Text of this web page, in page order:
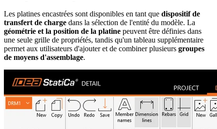
Les platines encastrées sont disponibles en tant que dispositif de
transfert de charge dans la sélection de l'entité du modèle. La
géométrie et la position de la platine peuvent être définies dans
une seule grille de propriétés, tandis qu'un tableau supplémentaire
permet aux utilisateurs d'ajouter et de combiner plusieurs groupes
de moyens d'assemblage.